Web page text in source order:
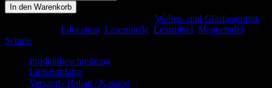
Optical
Set
Green
Laser
Magnet
In den Warenkorb
Wellen- und Glasfaseroptik
Education Laserquelle Lehrmittel Magnettafel
Schule
Produktbeschreibung
Lieferumfang
Versand / Rabatt / Katalog